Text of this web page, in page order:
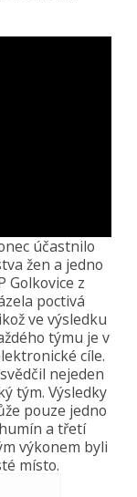
účastnilo
žen a jedno
Golkovice z
poctivá
ve výsledku
týmu je v
cíle.
nejeden
tým. Výsledky
pouze jedno
a třetí
výkonem byli
místo.